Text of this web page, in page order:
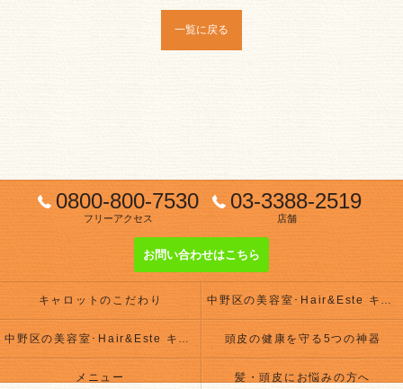
一覧に戻る
0800-800-7530
フリーアクセス
03-3388-2519
店舗
お問い合わせはこちら
キャロットのこだわり 中野区の美容室･Hair&Este キャロットの評判
中野区の美容室･Hair&Este キャロットのお客様の声 頭皮の健康を守る5つの神器
メニュー 髪・頭皮にお悩みの方へ